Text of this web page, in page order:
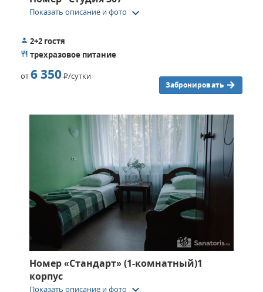
Показать описание и фото keyboard_arrow_down
2+2 гостя
трехразовое питание
от6 350Р/сутки
Забронировать
Номер «Стандарт» (1-комнатный)1
корпус
Показать описание и фото